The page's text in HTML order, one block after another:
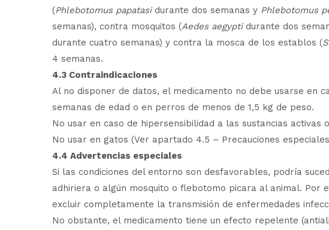
(Phlebotomus papatasidurante dos semanas y Phlebotomus
semanas), contra mosquitos (Aedes aegyptidurante dos
durante cuatro semanas) y contra la mosca de los establos (
4 semanas.
4.3 Contraindicaciones
Al no disponer de datos, el medicamento no debe usarse en
semanas de edad o en perros de menos de 1,5 kg de peso.
No usar en caso de hipersensibilidad a las sustancias activas
No usar en gatos (Ver apartado 4.5 – Precauciones
4.4 Advertencias especiales
Si las condiciones del entorno son desfavorables, podría
adhiriera o algún mosquito o flebotomo picara al animal. Por
excluir completamente la transmisión de enfermedades
No obstante, el medicamento tiene un efecto repelente